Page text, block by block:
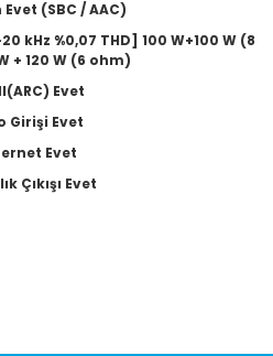
(SBC / AAC)
kHz %0,07 THD] 100 W+100 W (8
+ 120 W (6 ohm)
Evet
Girişi Evet
Evet
Çıkışı Evet